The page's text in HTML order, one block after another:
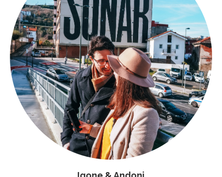
Igone & Andoni
Dos economistas conociéndose desde 2013 y viviendo
esta maravillosa aventura. Nos encanta descubrir